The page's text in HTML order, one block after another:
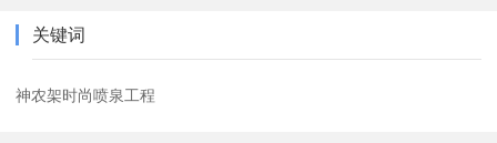
关键词
神农架时尚喷泉工程